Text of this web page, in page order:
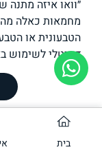
״וואו איזה מתנה
מחמאות כאלה
הטבעונית או
דיגיטלי לשימוש
ותיקים וחדשים
עצמי מהמחסן
ובחרו באיסוף
בטלפון
בית